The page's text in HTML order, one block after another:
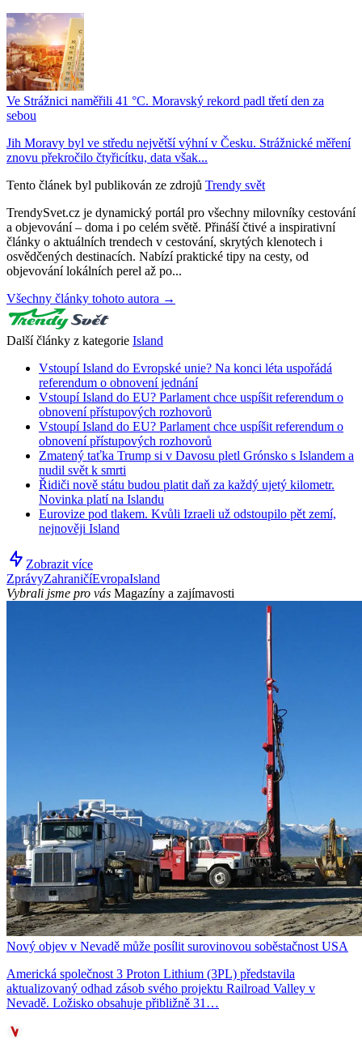
Ve Strážnici naměřili 41 °C. Moravský rekord padl třetí den za
sebou
Jih Moravy byl ve středu největší výhní v Česku. Strážnické měření
znovu překročilo čtyřicítku, data však...
Tento článek byl publikován ze zdrojů Trendy svět
TrendySvet.cz je dynamický portál pro všechny milovníky cestování
a objevování – doma i po celém světě. Přináší čtivé a inspirativní
články o aktuálních trendech v cestování, skrytých klenotech i
osvědčených destinacích. Nabízí praktické tipy na cesty, od
objevování lokálních perel až po...
Všechny články tohoto autora →
Další články z kategorie Island
Vstoupí Island do Evropské unie? Na konci léta uspořádá
referendum o obnovení jednání
Vstoupí Island do EU? Parlament chce uspíšit referendum o
obnovení přístupových rozhovorů
Vstoupí Island do EU? Parlament chce uspíšit referendum o
obnovení přístupových rozhovorů
Zmatený taťka Trump si v Davosu pletl Grónsko s Islandem a
nudil svět k smrti
Řidiči nově státu budou platit daň za každý ujetý kilometr.
Novinka platí na Islandu
Eurovize pod tlakem. Kvůli Izraeli už odstoupilo pět zemí,
nejnověji Island
Zobrazit více
ZprávyZahraničíEvropaIsland
Vybrali jsme pro vás Magazíny a zajímavosti
Nový objev v Nevadě může posílit surovinovou soběstačnost USA
Americká společnost 3 Proton Lithium (3PL) představila
aktualizovaný odhad zásob svého projektu Railroad Valley v
Nevadě. Ložisko obsahuje přibližně 31…